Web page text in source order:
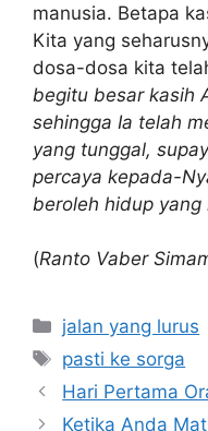
manusia. Betapa
Kita yang
dosa-dosa kita
begitu besar kasih
sehingga Ia telah
yang tunggal,
percaya kepada-
beroleh hidup yang
(Ranto Vaber
Kategori
jalan yang lurus
Tag
pasti ke sorga
Hari Pertama
Ketika Anda